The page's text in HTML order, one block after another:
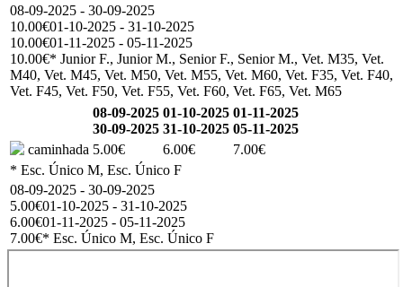
08-09-2025 - 30-09-2025
10.00€01-10-2025 - 31-10-2025
10.00€01-11-2025 - 05-11-2025
10.00€* Junior F., Junior M., Senior F., Senior M., Vet. M35, Vet.
M40, Vet. M45, Vet. M50, Vet. M55, Vet. M60, Vet. F35, Vet. F40,
Vet. F45, Vet. F50, Vet. F55, Vet. F60, Vet. F65, Vet. M65
08-09-2025
30-09-2025
01-10-2025
31-10-2025
01-11-2025
05-11-2025
caminhada 5.00€ 6.00€
7.00€
* Esc. Único M, Esc. Único F
08-09-2025 - 30-09-2025
5.00€01-10-2025 - 31-10-2025
6.00€01-11-2025 - 05-11-2025
7.00€* Esc. Único M, Esc. Único F